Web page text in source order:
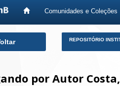
Comunidades e Coleções
REPOSITÓRIO
por Autor